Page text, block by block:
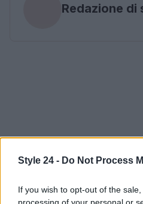
Style 24 - Do Not Process
If you wish to opt-out of the
Redazione di